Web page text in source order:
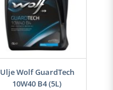
Ulje Wolf GuardTech
10W40 B4 (5L)